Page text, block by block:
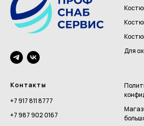
Для
Контакты
+7 917 811 8777
+7 987 902 0167